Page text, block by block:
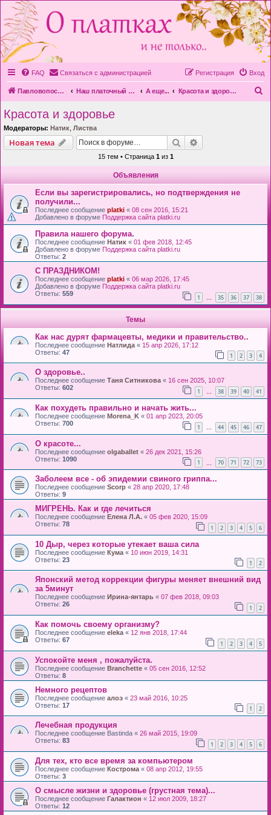
FAQ Связаться с администрацией Вход
Регистрация
Павловопосадская платочная мануфактура Наш платочный форум А еще... Красота и здоровье
Красота и здоровье
Модераторы: Натик Листва
Новая тема Поиск
15 тем • Страница 1из 1
Объявления
Если вы зарегистрировались, но подтверждения не
получили...
Последнее сообщение platki « 08 сен 2016, 15:21
Добавлено в форуме Поддержка сайта platki.ru
Правила нашего форума.
Последнее сообщение Натик « 01 фев 2018, 12:45
Добавлено в форуме Поддержка сайта platki.ru
Ответы: 2
С ПРАЗДНИКОМ!
Последнее сообщение platki « 06 мар 2026, 17:45
Добавлено в форуме Поддержка сайта platki.ru
Ответы: 559 1 … 35 36 37 38
Темы
Как нас дурят фармацевты, медики и правительство..
Последнее сообщение Натлида « 15 апр 2026, 17:12
Ответы: 47 1 2 3 4
О здоровье..
Последнее сообщение Таня Ситникова « 16 сен 2025, 10:07
Ответы: 602 1 … 38 39 40 41
Как похудеть правильно и начать жить...
Последнее сообщение Morena_K « 01 апр 2023, 20:05
Ответы: 700 1 … 44 45 46 47
О красоте...
Последнее сообщение olgaballet « 26 дек 2021, 15:26
Ответы: 1090 1 70 71 72 73
Заболеем все - об эпидемии свиного гриппа...
Последнее сообщение Scorp « 28 апр 2020, 17:48
Ответы: 9
МИГРЕНЬ. Как и где лечиться
Последнее сообщение Елена Л.А. « 05 фев 2020, 15:09
Ответы: 78 1 2 3 4 5 6
10 Дыр, через которые утекает ваша сила
Последнее сообщение Кума « 10 июн 2019, 14:31
Ответы: 23 1 2
Японский метод коррекции фигуры меняет внешний вид
за 5минут
Последнее сообщение Ирина-янтарь « 07 фев 2018, 09:03
Ответы: 26 1 2
Как помочь своему организму?
Последнее сообщение eleka « 12 янв 2018, 17:44
Ответы: 67 1 2 3 4 5
Успокойте меня , пожалуйста.
Последнее сообщение Branchette « 05 сен 2016, 12:52
Ответы: 8
Немного рецептов
Последнее сообщение алоэ « 23 май 2016, 10:25
Ответы: 17 1 2
Лечебная продукция
Последнее сообщение Bastinda « 26 май 2015, 19:09
Ответы: 83 1 2 3 4 5 6
Для тех, кто все время за компьютером
Последнее сообщение Кострома « 08 апр 2012, 19:55
Ответы: 3
О смысле жизни и здоровье (грустная тема)...
Последнее сообщение Галактион « 12 июл 2009, 18:27
Ответы: 12